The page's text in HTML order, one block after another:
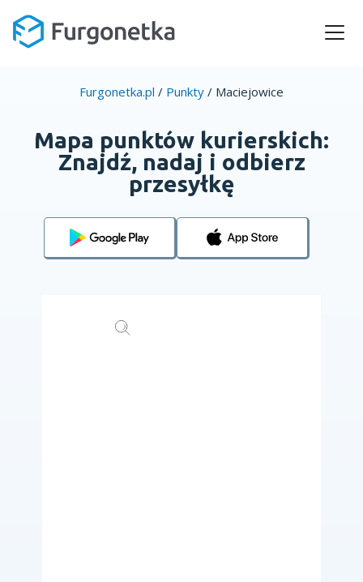
Furgonetka.pl / Punkty / Maciejowice
Mapa punktów kurierskich:
Znajdź, nadaj i odbierz
przesyłkę